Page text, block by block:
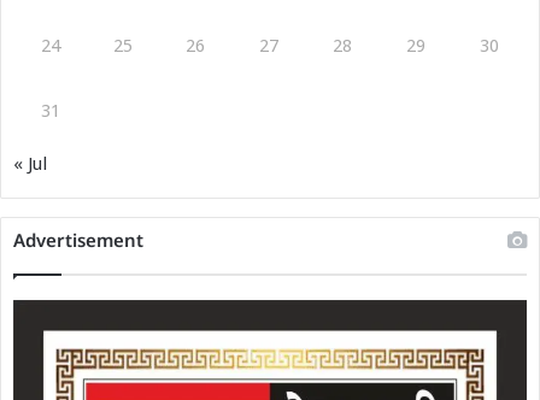
24 25 26 27 28 29 30
31
« Jul
Advertisement